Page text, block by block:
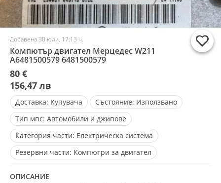
Добавена 30 юли, 17:13 ч.
Компютър двигател Мерцедес W211
A6481500579 6481500579
80 €
156,47 лв
Доставка: Купувача Състояние: Използвано
Тип мпс: Автомобили и джипове
Категория части: Електрическа система
Резервни части: Компютри за двигател
ОПИСАНИЕ